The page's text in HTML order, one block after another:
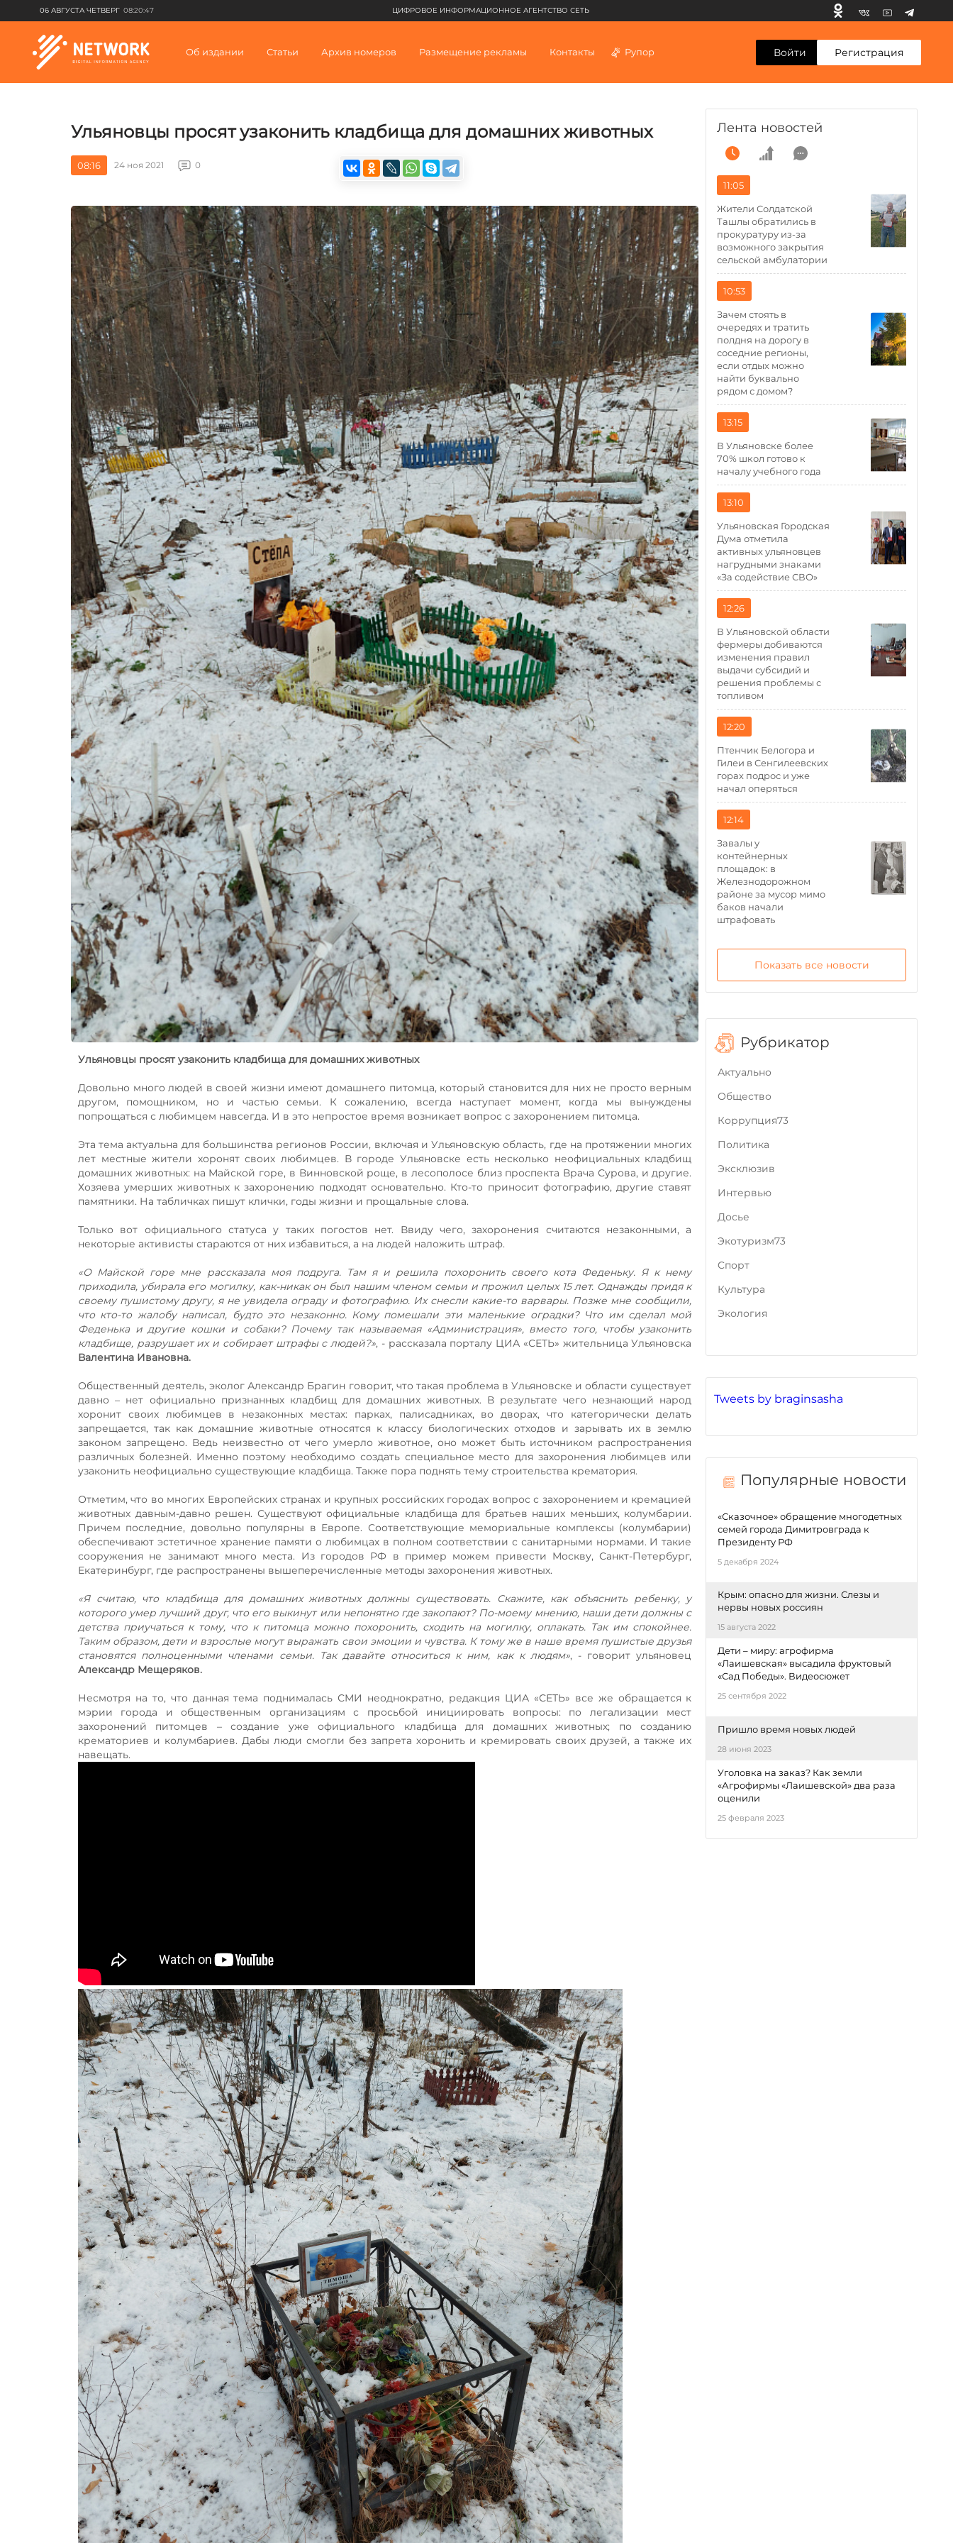
06 АВГУСТА ЧЕТВЕРГ 08:20:47 ЦИФРОВОЕ ИНФОРМАЦИОННОЕ АГЕНТСТВО СЕТЬ
Об издании Статьи Архив номеров Размещение рекламы Контакты Рупор Войти Регистрация
Ульяновцы просят узаконить кладбища для домашних животных
08:16 24 ноя 2021 0
Ульяновцы просят узаконить кладбища для домашних животных
Довольно много людей в своей жизни имеют домашнего питомца, который становится для них не просто верным
другом, помощником, но и частью семьи. К сожалению, всегда наступает момент, когда мы вынуждены
попрощаться с любимцем навсегда. И в это непростое время возникает вопрос с захоронением питомца.
Эта тема актуальна для большинства регионов России, включая и Ульяновскую область, где на протяжении многих
лет местные жители хоронят своих любимцев. В городе Ульяновске есть несколько неофициальных кладбищ
домашних животных: на Майской горе, в Винновской роще, в лесополосе близ проспекта Врача Сурова, и другие.
Хозяева умерших животных к захоронению подходят основательно. Кто-то приносит фотографию, другие ставят
памятники. На табличках пишут клички, годы жизни и прощальные слова.
Только вот официального статуса у таких погостов нет. Ввиду чего, захоронения считаются незаконными, а
некоторые активисты стараются от них избавиться, а на людей наложить штраф.
«О Майской горе мне рассказала моя подруга. Там я и решила похоронить своего кота Феденьку. Я к нему
приходила, убирала его могилку, как-никак он был нашим членом семьи и прожил целых 15 лет. Однажды придя к
своему пушистому другу, я не увидела ограду и фотографию. Их снесли какие-то варвары. Позже мне сообщили,
что кто-то жалобу написал, будто это незаконно. Кому помешали эти маленькие оградки? Что им сделал мой
Феденька и другие кошки и собаки? Почему так называемая «Администрация», вместо того, чтобы узаконить
кладбище, разрушает их и собирает штрафы с людей?», - рассказала порталу ЦИА «СЕТЬ» жительница Ульяновска
Валентина Ивановна.
Общественный деятель, эколог Александр Брагин говорит, что такая проблема в Ульяновске и области существует
давно – нет официально признанных кладбищ для домашних животных. В результате чего незнающий народ
хоронит своих любимцев в незаконных местах: парках, палисадниках, во дворах, что категорически делать
запрещается, так как домашние животные относятся к классу биологических отходов и зарывать их в землю
законом запрещено. Ведь неизвестно от чего умерло животное, оно может быть источником распространения
различных болезней. Именно поэтому необходимо создать специальное место для захоронения любимцев или
узаконить неофициально существующие кладбища. Также пора поднять тему строительства крематория.
Отметим, что во многих Европейских странах и крупных российских городах вопрос с захоронением и кремацией
животных давным-давно решен. Существуют официальные кладбища для братьев наших меньших, колумбарии.
Причем последние, довольно популярны в Европе. Соответствующие мемориальные комплексы (колумбарии)
обеспечивают эстетичное хранение памяти о любимцах в полном соответствии с санитарными нормами. И такие
сооружения не занимают много места. Из городов РФ в пример можем привести Москву, Санкт-Петербург,
Екатеринбург, где распространены вышеперечисленные методы захоронения животных.
«Я считаю, что кладбища для домашних животных должны существовать. Скажите, как объяснить ребенку, у
которого умер лучший друг, что его выкинут или непонятно где закопают? По-моему мнению, наши дети должны с
детства приучаться к тому, что к питомца можно похоронить, сходить на могилку, оплакать. Так им спокойнее.
Таким образом, дети и взрослые могут выражать свои эмоции и чувства. К тому же в наше время пушистые друзья
становятся полноценными членами семьи. Так давайте относиться к ним, как к людям», - говорит ульяновец
Александр Мещеряков.
Несмотря на то, что данная тема поднималась СМИ неоднократно, редакция ЦИА «СЕТЬ» все же обращается к
мэрии города и общественным организациям с просьбой инициировать вопросы: по легализации мест
захоронений питомцев – создание уже официального кладбища для домашних животных; по созданию
крематориев и колумбариев. Дабы люди смогли без запрета хоронить и кремировать своих друзей, а также их
навещать.
Tweets by braginsasha
Популярные новости
«Сказочное» обращение многодетных
семей города Димитровграда к
Президенту РФ
5 декабря 2024
Крым: опасно для жизни. Слезы и
нервы новых россиян
15 августа 2022
Дети – миру: агрофирма
«Лаишевская» высадила фруктовый
«Сад Победы». Видеосюжет
25 сентября 2022
Пришло время новых людей
28 июня 2023
Уголовка на заказ? Как земли
«Агрофирмы «Лаишевской» два раза
оценили
25 февраля 2023
Лента новостей
11:05
Жители Солдатской
Ташлы обратились в
прокуратуру из-за
возможного закрытия
сельской амбулатории
10:53
Зачем стоять в
очередях и тратить
полдня на дорогу в
соседние регионы,
если отдых можно
найти буквально
рядом с домом?
13:15
В Ульяновске более
70% школ готово к
началу учебного года
13:10
Ульяновская Городская
Дума отметила
активных ульяновцев
нагрудными знаками
«За содействие СВО»
12:26
В Ульяновской области
фермеры добиваются
изменения правил
выдачи субсидий и
решения проблемы с
топливом
12:20
Птенчик Белогора и
Гилеи в Сенгилеевских
горах подрос и уже
начал оперяться
12:14
Завалы у
контейнерных
площадок: в
Железнодорожном
районе за мусор мимо
баков начали
штрафовать
Показать все новости
Рубрикатор
Актуально
Общество
Коррупция73
Политика
Эксклюзив
Интервью
Досье
Экотуризм73
Cпорт
Культура
Экология